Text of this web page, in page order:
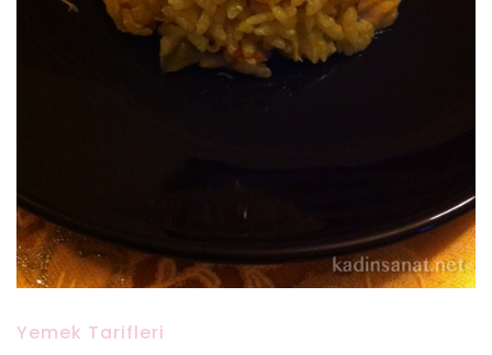
Yemek Tarifleri